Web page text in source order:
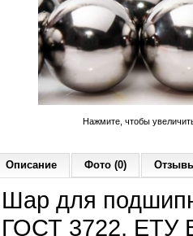
Нажмите, чтобы
Описание Фото (0)
Шар для
ГОСТ 3722, ЕТУ